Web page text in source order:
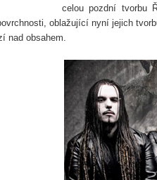
celou pozdní tvorbu
oblažující nyní jejich
nad obsahem.